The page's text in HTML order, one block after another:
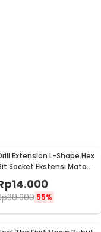
Extension L-Shape Hex
Socket Ekstensi Mata
14.000
30.900 55%